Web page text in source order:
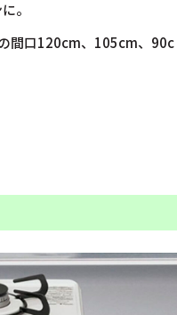
。
間口120cm、105cm、90c